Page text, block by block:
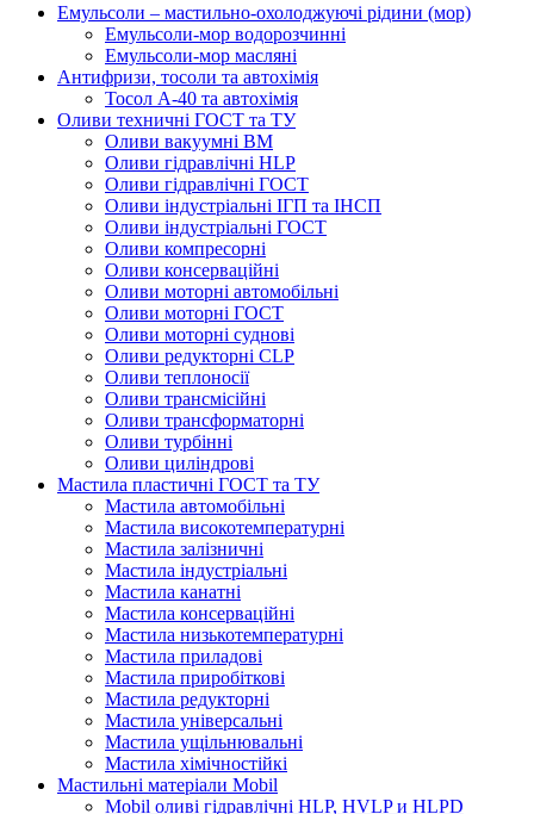
Емульсоли – мастильно-охолоджуючі рідини (мор)
Емульсоли-мор водорозчинні
Емульсоли-мор масляні
Антифризи, тосоли та автохімія
Тосол А-40 та автохімія
Оливи техничні ГОСТ та ТУ
Оливи вакуумні ВМ
Оливи гідравлічні HLP
Оливи гідравлічні ГОСТ
Оливи індустріальні ІГП та ІНСП
Оливи індустріальні ГОСТ
Оливи компресорні
Оливи консерваційні
Оливи моторні автомобільні
Оливи моторні ГОСТ
Оливи моторні суднові
Оливи редукторні CLP
Оливи теплоносії
Оливи трансмісійні
Оливи трансформаторні
Оливи турбінні
Оливи циліндрові
Мастила пластичні ГОСТ та ТУ
Мастила автомобільні
Мастила високотемпературні
Мастила залізничні
Мастила індустріальні
Мастила канатні
Мастила консерваційні
Мастила низькотемпературні
Мастила приладові
Мастила приробіткові
Мастила редукторні
Мастила універсальні
Мастила ущільнювальні
Мастила хімічностійкі
Мастильні матеріали Mobil
Mobil оливі гідравлічні HLP, HVLP и HLPD